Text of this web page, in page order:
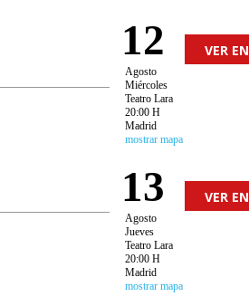
12 VER
Agosto
Miércoles
Teatro Lara
20:00 H
Madrid
mostrar mapa
13 VER
Agosto
Jueves
Teatro Lara
20:00 H
Madrid
mostrar mapa